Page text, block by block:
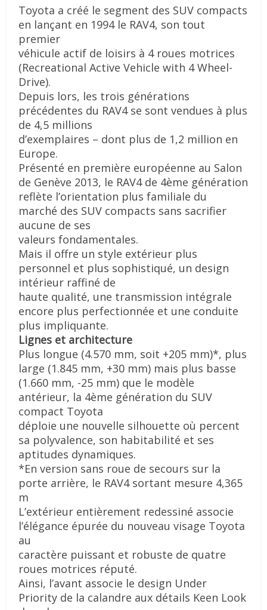
Toyota a créé le segment des SUV compacts
en lançant en 1994 le RAV4, son tout
premier
véhicule actif de loisirs à 4 roues motrices
(Recreational Active Vehicle with 4 Wheel-
Drive).
Depuis lors, les trois générations
précédentes du RAV4 se sont vendues à plus
de 4,5 millions
d’exemplaires – dont plus de 1,2 million en
Europe.
Présenté en première européenne au Salon
de Genève 2013, le RAV4 de 4ème génération
reflète l’orientation plus familiale du
marché des SUV compacts sans sacrifier
aucune de ses
valeurs fondamentales.
Mais il offre un style extérieur plus
personnel et plus sophistiqué, un design
intérieur raffiné de
haute qualité, une transmission intégrale
encore plus perfectionnée et une conduite
plus impliquante.
Lignes et architecture
Plus longue (4.570 mm, soit +205 mm)*, plus
large (1.845 mm, +30 mm) mais plus basse
(1.660 mm, -25 mm) que le modèle
antérieur, la 4ème génération du SUV
compact Toyota
déploie une nouvelle silhouette où percent
sa polyvalence, son habitabilité et ses
aptitudes dynamiques.
*En version sans roue de secours sur la
porte arrière, le RAV4 sortant mesure 4,365
m
L’extérieur entièrement redessiné associe
l’élégance épurée du nouveau visage Toyota
au
caractère puissant et robuste de quatre
roues motrices réputé.
Ainsi, l’avant associe le design Under
Priority de la calandre aux détails Keen Look